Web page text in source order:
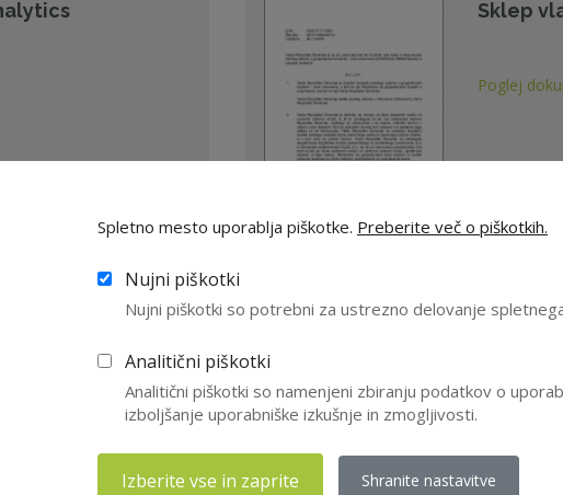
Sklep
Poglej
in postopkih za
CERTIFIKATA
Poglej
Spletno mesto uporablja piškotke. Preberite več o piškotkih.
Nujni piškotki
Nujni piškotki so potrebni za ustrezno delovanje
Analitični piškotki
Analitični piškotki so namenjeni zbiranju podatkov o
izboljšanje uporabniške izkušnje in zmogljivosti.
Izberite vse in zaprite Shranite nastavitve